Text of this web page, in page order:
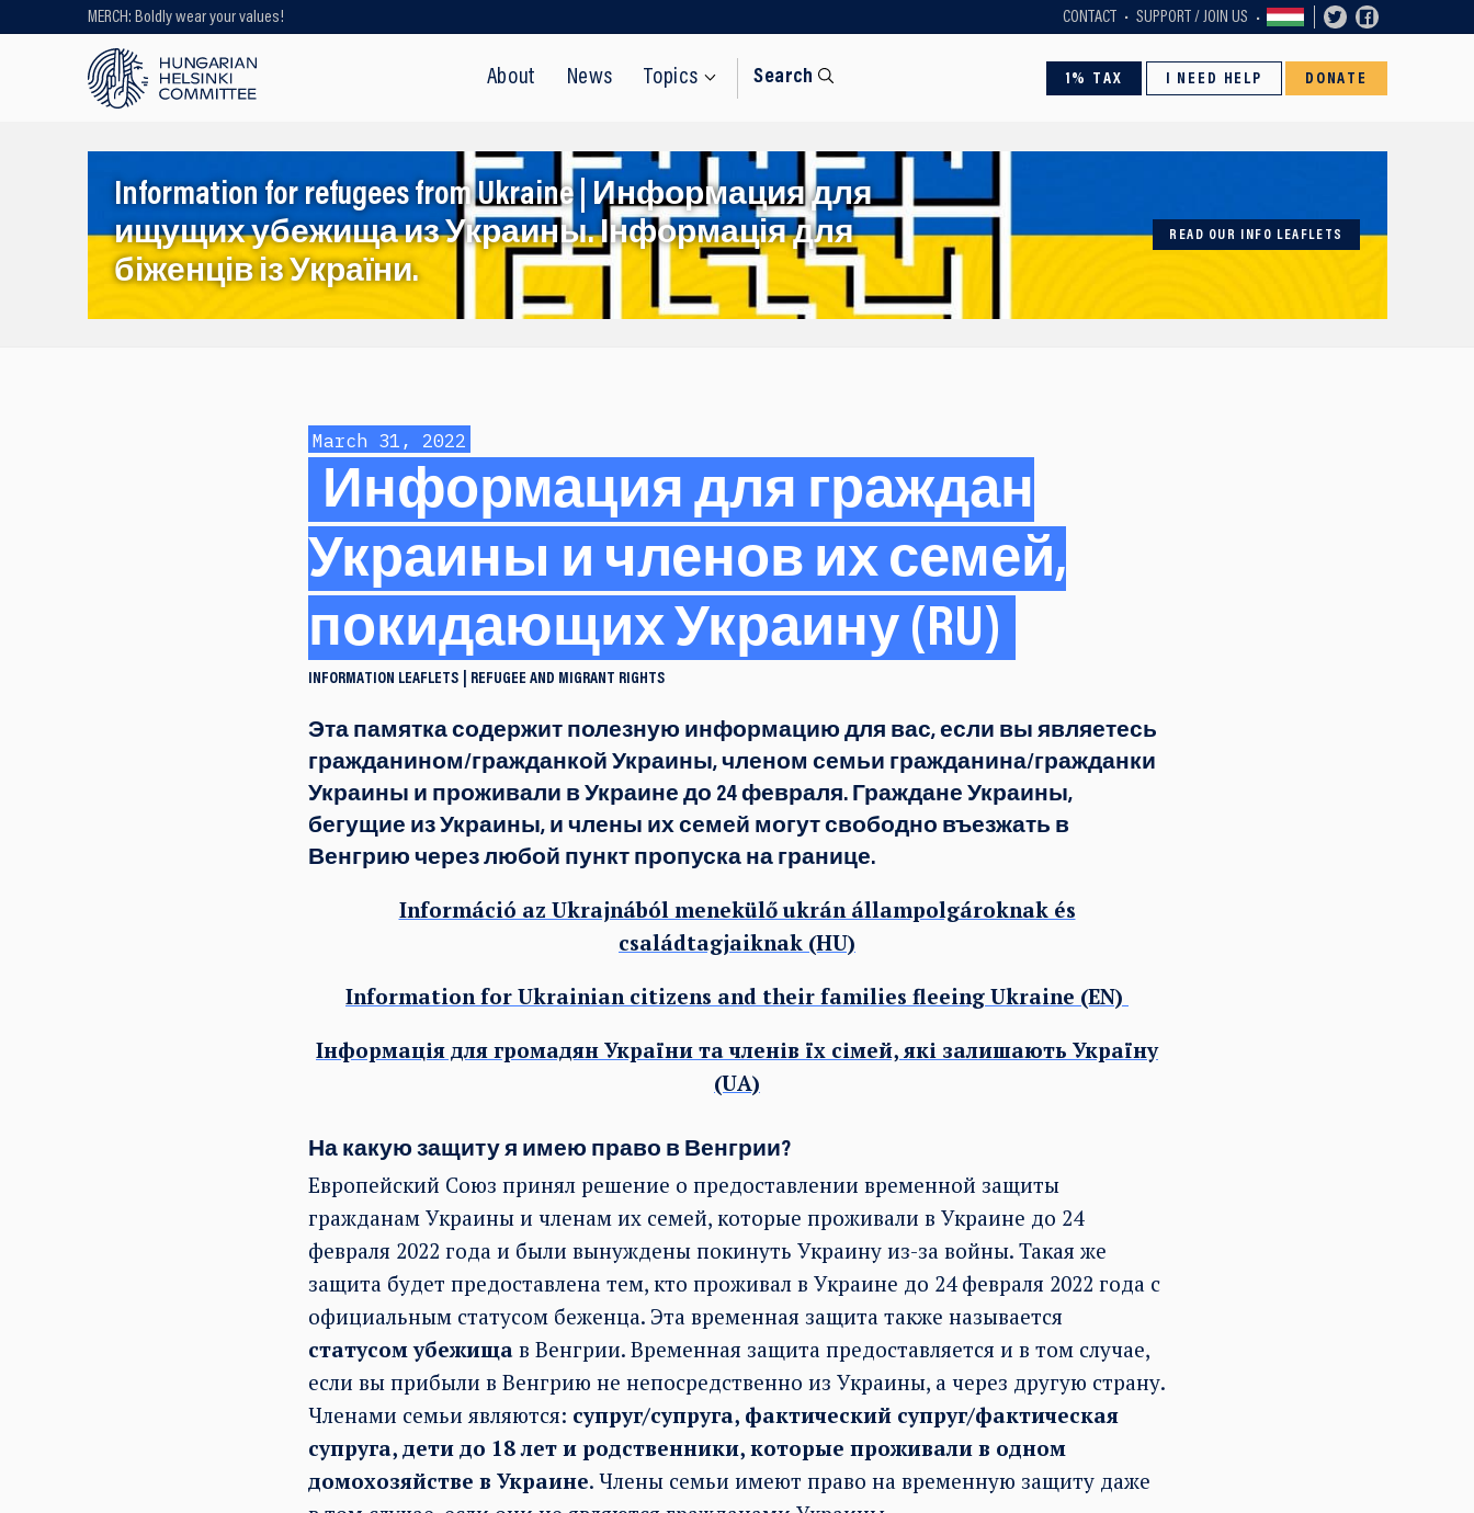
MERCH: Boldly wear your values! CONTACT SUPPORT / JOIN US
About News Topics Search 1% TAX I NEED HELP DONATE
Looking for older content? Use our
search engine!
Information for refugees from Ukraine | Информация для
ищущих убежища из Украины. Інформація для
біженців із України.
READ OUR INFO LEAFLETS
March 31, 2022
Информация для граждан
Украины и членов их семей,
покидающих Украину (RU)
INFORMATION LEAFLETS REFUGEE AND MIGRANT RIGHTS
Эта памятка содержит полезную информацию для вас, если вы являетесь
гражданином/гражданкой Украины, членом семьи гражданина/гражданки
Украины и проживали в Украине до 24 февраля. Граждане Украины,
бегущие из Украины, и члены их семей могут свободно въезжать в
Венгрию через любой пункт пропуска на границе.
Információ az Ukrajnából menekülő ukrán állampolgároknak és
családtagjaiknak (HU)
Information for Ukrainian citizens and their families fleeing Ukraine (EN)
Інформація для громадян України та членів їх сімей, які залишають Україну
(UA)
На какую защиту я имею право в Венгрии?
Европейский Союз принял решение о предоставлении временной защиты
гражданам Украины и членам их семей, которые проживали в Украине до 24
февраля 2022 года и были вынуждены покинуть Украину из-за войны. Такая же
защита будет предоставлена тем, кто проживал в Украине до 24 февраля 2022 года с
официальным статусом беженца. Эта временная защита также называется
статусом убежищав Венгрии. Временная защита предоставляется и в том случае,
если вы прибыли в Венгрию не непосредственно из Украины, а через другую страну.
Членами семьи являются: супруг/супруга,фактический супруг/фактическая
супруга, дети до 18 лет и родственники, которые проживали в одном
домохозяйстве в Украине. Члены семьи имеют право на временную защиту даже